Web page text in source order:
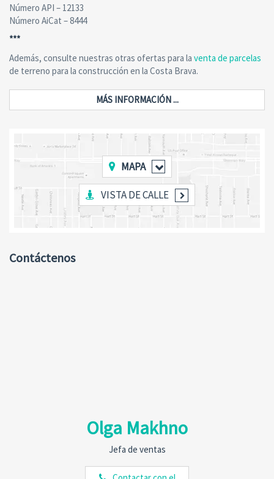
Número API – 12133
Número AiCat – 8444
***
Además, consulte nuestras otras ofertas para la venta de parcelas
de terreno para la construcción en la Costa Brava.
MÁS INFORMACIÓN ...
MAPA
VISTA DE CALLE
Contáctenos
Olga Makhno
Jefa de ventas